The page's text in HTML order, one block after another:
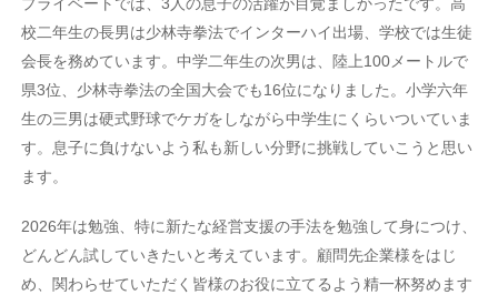
校二年生の長男は少林寺拳法でインターハイ出場、学校では生徒
会長を務めています。中学二年生の次男は、陸上100メートルで
県3位、少林寺拳法の全国大会でも16位になりました。小学六年
生の三男は硬式野球でケガをしながら中学生にくらいついていま
す。息子に負けないよう私も新しい分野に挑戦していこうと思い
ます。
2026年は勉強、特に新たな経営支援の手法を勉強して身につけ、
どんどん試していきたいと考えています。顧問先企業様をはじ
め、関わらせていただく皆様のお役に立てるよう精一杯努めます